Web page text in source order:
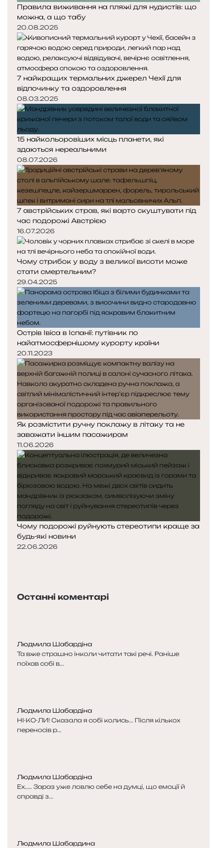
Правила виживання на пляжі для нудистів: що
можна, а що табу
20.08.2025
7 найкращих термальних джерел Чехії для
відпочинку та оздоровлення
08.03.2025
15 найкольоровіших місць планети, які
здаються нереальними
08.07.2026
7 австрійських страв, які варто скуштувати під
час подорожі Австрією
16.07.2026
Чому стрибок у воду з великої висоти може
стати смертельним?
29.04.2025
Острів Івіса в Іспанії: путівник по
найатмосфернішому курорту країни
20.11.2023
Як розмістити ручну поклажу в літаку та не
заважати іншим пасажирам
11.06.2026
Чому подорожі руйнують стереотипи краще за
будь-які новини
22.06.2026
р
с
т
к
а
т
с
т
к
а
Останні коментарі
Людмила Шабардіна
Та вже страшно інколи читати такі речі. Раніше
поїхав собі в...
Людмила Шабардіна
НІ-КО-ЛИ! Сказала я собі колись... Після кількох
переносів р...
Людмила Шабардіна
Ех..... Зараз уже ловлю себе на думці, що емоції й
справді з...
Людмила Шабардина